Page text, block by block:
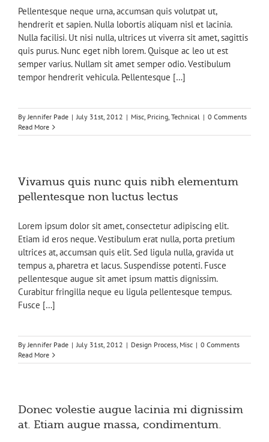
Pellentesque neque urna, accumsan quis volutpat ut,
hendrerit et sapien. Nulla lobortis aliquam nisl et lacinia.
Nulla facilisi. Ut nisi nulla, ultrices ut viverra sit amet, sagittis
quis purus. Nunc eget nibh lorem. Quisque ac leo ut est
semper varius. Nullam sit amet semper odio. Vestibulum
tempor hendrerit vehicula. Pellentesque […]
ByJennifer Pade | July 31st, 2012 | Misc, Pricing, Technical | 0 Comments
Read More
Vivamus quis nunc quis nibh elementum
pellentesque non luctus lectus
Lorem ipsum dolor sit amet, consectetur adipiscing elit.
Etiam id eros neque. Vestibulum erat nulla, porta pretium
ultrices at, accumsan quis elit. Sed ligula nulla, gravida ut
tempus a, pharetra et lacus. Suspendisse potenti. Fusce
pellentesque augue sit amet ipsum mattis dignissim.
Curabitur fringilla neque eu ligula pellentesque tempus.
Fusce […]
ByJennifer Pade | July 31st, 2012 | Design Process, Misc | 0 Comments
Read More
Donec volestie augue lacinia mi dignissim
at. Etiam augue massa, condimentum.